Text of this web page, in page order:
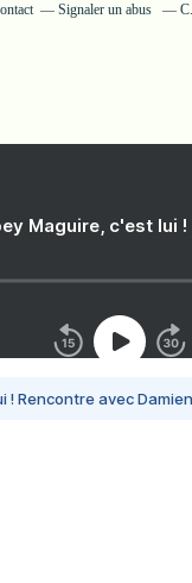
Signaler un abus
Maguire, c'est lui
! Rencontre avec